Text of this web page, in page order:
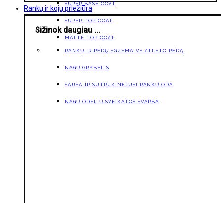
SUPER BASE COAT
SUPER TOP COAT
MATTE TOP COAT
Rankų ir kojų priežiūra
Sižinok daugiau ...
RANKŲ IR PĖDŲ EGZEMA VS ATLETO PĖDĄ
NAGŲ GRYBELIS
SAUSA IR SUTRŪKINĖJUSI RANKŲ ODA
NAGŲ ODELIŲ SVEIKATOS SVARBA